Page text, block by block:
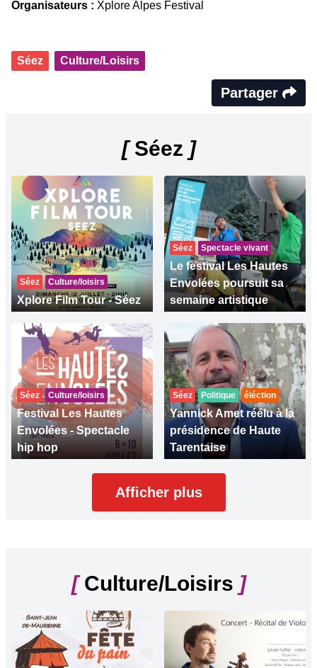
Organisateurs : Xplore Alpes Festival
Séez Culture/Loisirs
Partager
[Séez ]
Séez Culture/loisirs
Xplore Film Tour - Séez
Séez Spectacle vivant
Le festival Les Hautes
Envolées poursuit sa
semaine artistique
Séez Culture/loisirs
Festival Les Hautes
Envolées - Spectacle
hip hop
Séez Politique éléction
Yannick Amet réélu à la
présidence de Haute
Tarentaise
Afficher plus
[Culture/Loisirs ]